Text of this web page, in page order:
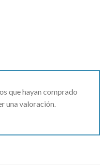
que hayan comprado
una valoración.